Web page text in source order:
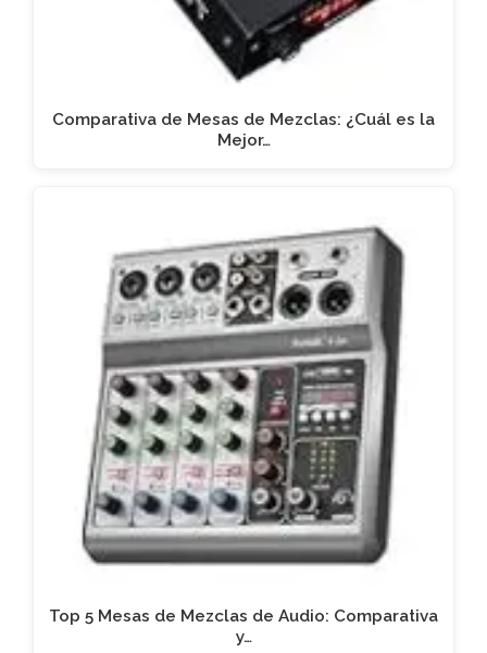
Comparativa de Mesas de Mezclas: ¿Cuál es la
Mejor…
Top 5 Mesas de Mezclas de Audio: Comparativa
y…